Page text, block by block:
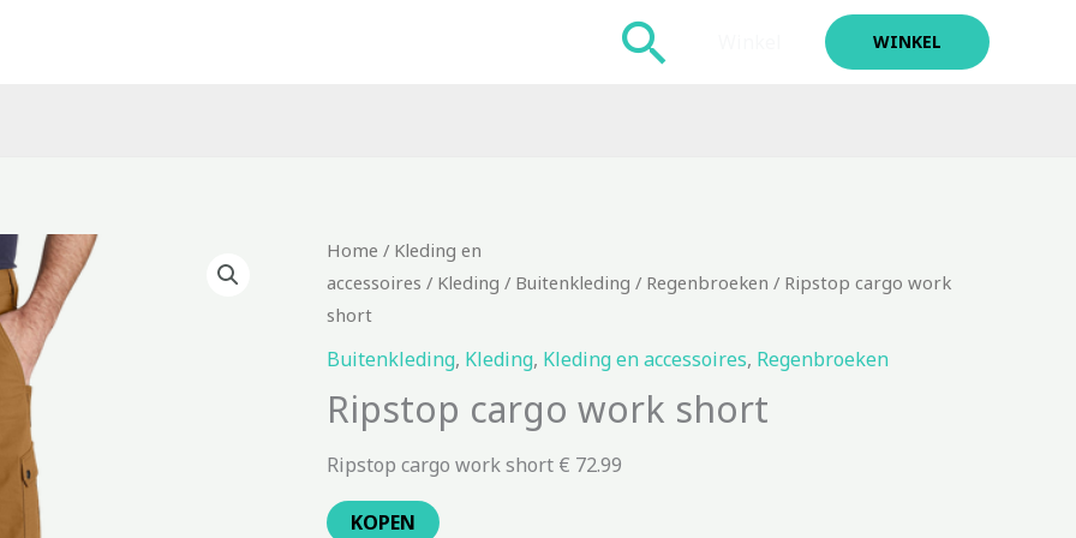
Zoeken WINKEL
Home / Kleding en
accessoires / Kleding / Buitenkleding / Regenbroeken / Ripstop cargo work
short
Buitenkleding, Kleding, Kleding en accessoires, Regenbroeken
Ripstop cargo work short
Ripstop cargo work short € 72.99
KOPEN